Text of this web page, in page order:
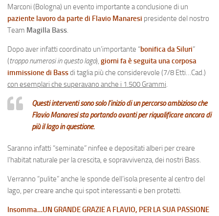
Marconi (Bologna) un evento importante a conclusione di un
paziente lavoro da parte di Flavio Manaresi presidente del nostro
Team Magilla Bass.
Dopo aver infatti coordinato un’importante “bonifica da Siluri”
(troppo numerosi in questo lago), giorni fa è seguita una corposa
immissione di Bassdi taglia più che considerevole (7/8 Etti…Cad.)
con esemplari che superavano anche i 1.500 Grammi.
Questi interventi sono solo l’inizio di un percorso ambizioso che
Flavio Manaresi sta portando avanti per riqualificare ancora di
più il lago in questione.
Saranno infatti “seminate” ninfee e depositati alberi per creare
l’habitat naturale per la crescita, e sopravvivenza, dei nostri Bass.
Verranno “pulite” anche le sponde dell’isola presente al centro del
lago, per creare anche qui spot interessanti e ben protetti.
Insomma…UN GRANDE GRAZIE A FLAVIO, PER LA SUA PASSIONE